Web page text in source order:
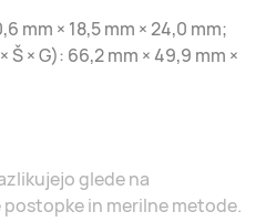
mm × 18,5 mm × 24,0 mm;
× G): 66,2 mm × 49,9 mm ×
glede na
in merilne metode.